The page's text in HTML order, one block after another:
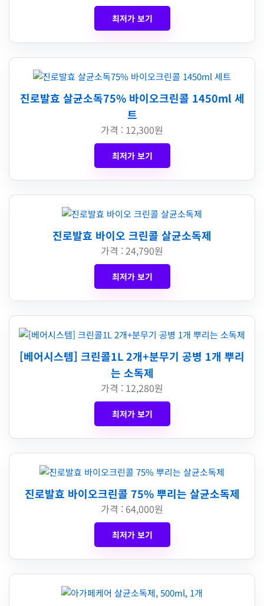
최저가 보기
진로발효 살균소독75% 바이오크린콜 1450ml 세
트
가격 : 12,300원
최저가 보기
진로발효 바이오 크린콜 살균소독제
가격 : 24,790원
최저가 보기
[베어시스템] 크린콜1L 2개+분무기 공병 1개 뿌리
는 소독제
가격 : 12,280원
최저가 보기
진로발효 바이오크린콜 75% 뿌리는 살균소독제
가격 : 64,000원
최저가 보기